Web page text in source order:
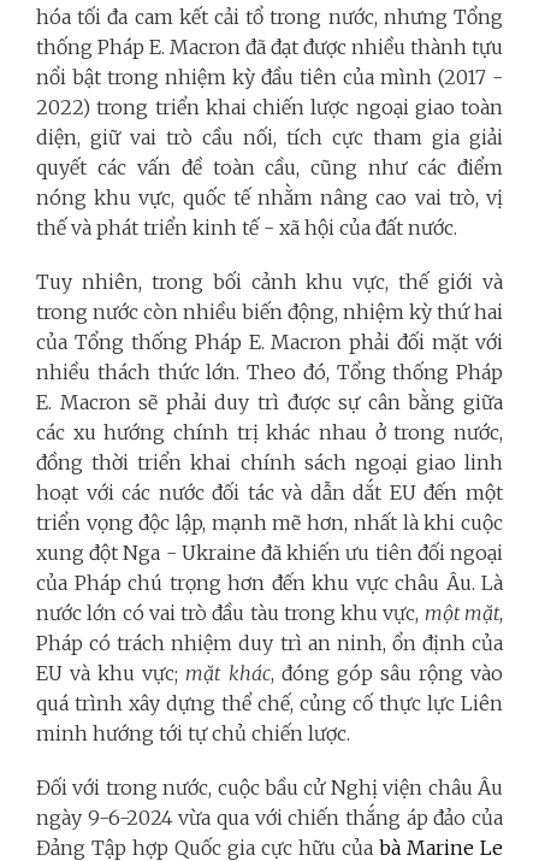
hóa tối đa cam kết cải tổ trong nước, nhưng Tổng
thống Pháp E. Macron đã đạt được nhiều thành tựu
nổi bật trong nhiệm kỳ đầu tiên của mình (2017 -
2022) trong triển khai chiến lược ngoại giao toàn
diện, giữ vai trò cầu nối, tích cực tham gia giải
quyết các vấn đề toàn cầu, cũng như các điểm
nóng khu vực, quốc tế nhằm nâng cao vai trò, vị
thế và phát triển kinh tế - xã hội của đất nước.
Tuy nhiên, trong bối cảnh khu vực, thế giới và
trong nước còn nhiều biến động, nhiệm kỳ thứ hai
của Tổng thống Pháp E. Macron phải đối mặt với
nhiều thách thức lớn. Theo đó, Tổng thống Pháp
E. Macron sẽ phải duy trì được sự cân bằng giữa
các xu hướng chính trị khác nhau ở trong nước,
đồng thời triển khai chính sách ngoại giao linh
hoạt với các nước đối tác và dẫn dắt EU đến một
triển vọng độc lập, mạnh mẽ hơn, nhất là khi cuộc
xung đột Nga - Ukraine đã khiến ưu tiên đối ngoại
của Pháp chú trọng hơn đến khu vực châu Âu. Là
nước lớn có vai trò đầu tàu trong khu vực, một mặt,
Pháp có trách nhiệm duy trì an ninh, ổn định của
EU và khu vực; mặt khác, đóng góp sâu rộng vào
quá trình xây dựng thể chế, củng cố thực lực Liên
minh hướng tới tự chủ chiến lược.
Đối với trong nước, cuộc bầu cử Nghị viện châu Âu
ngày 9-6-2024 vừa qua với chiến thắng áp đảo của
Đảng Tập hợp Quốc gia cực hữu của bà Marine Le